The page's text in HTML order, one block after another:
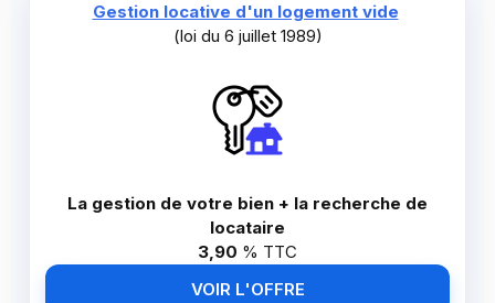
Gestion locative d'un logement vide
(loi du 6 juillet 1989)
La gestion de votre bien + la recherche de
locataire
3,90 % TTC
VOIR L'OFFRE